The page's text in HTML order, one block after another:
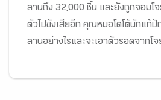
ลานถึง 32,000 ชิ้น และยังถูกจอมโจ
ตัวไปขังเสียอีก คุณหมอโดโต้นักแก้
ลานอย่างไรและจะเอาตัวรอดจากโจ